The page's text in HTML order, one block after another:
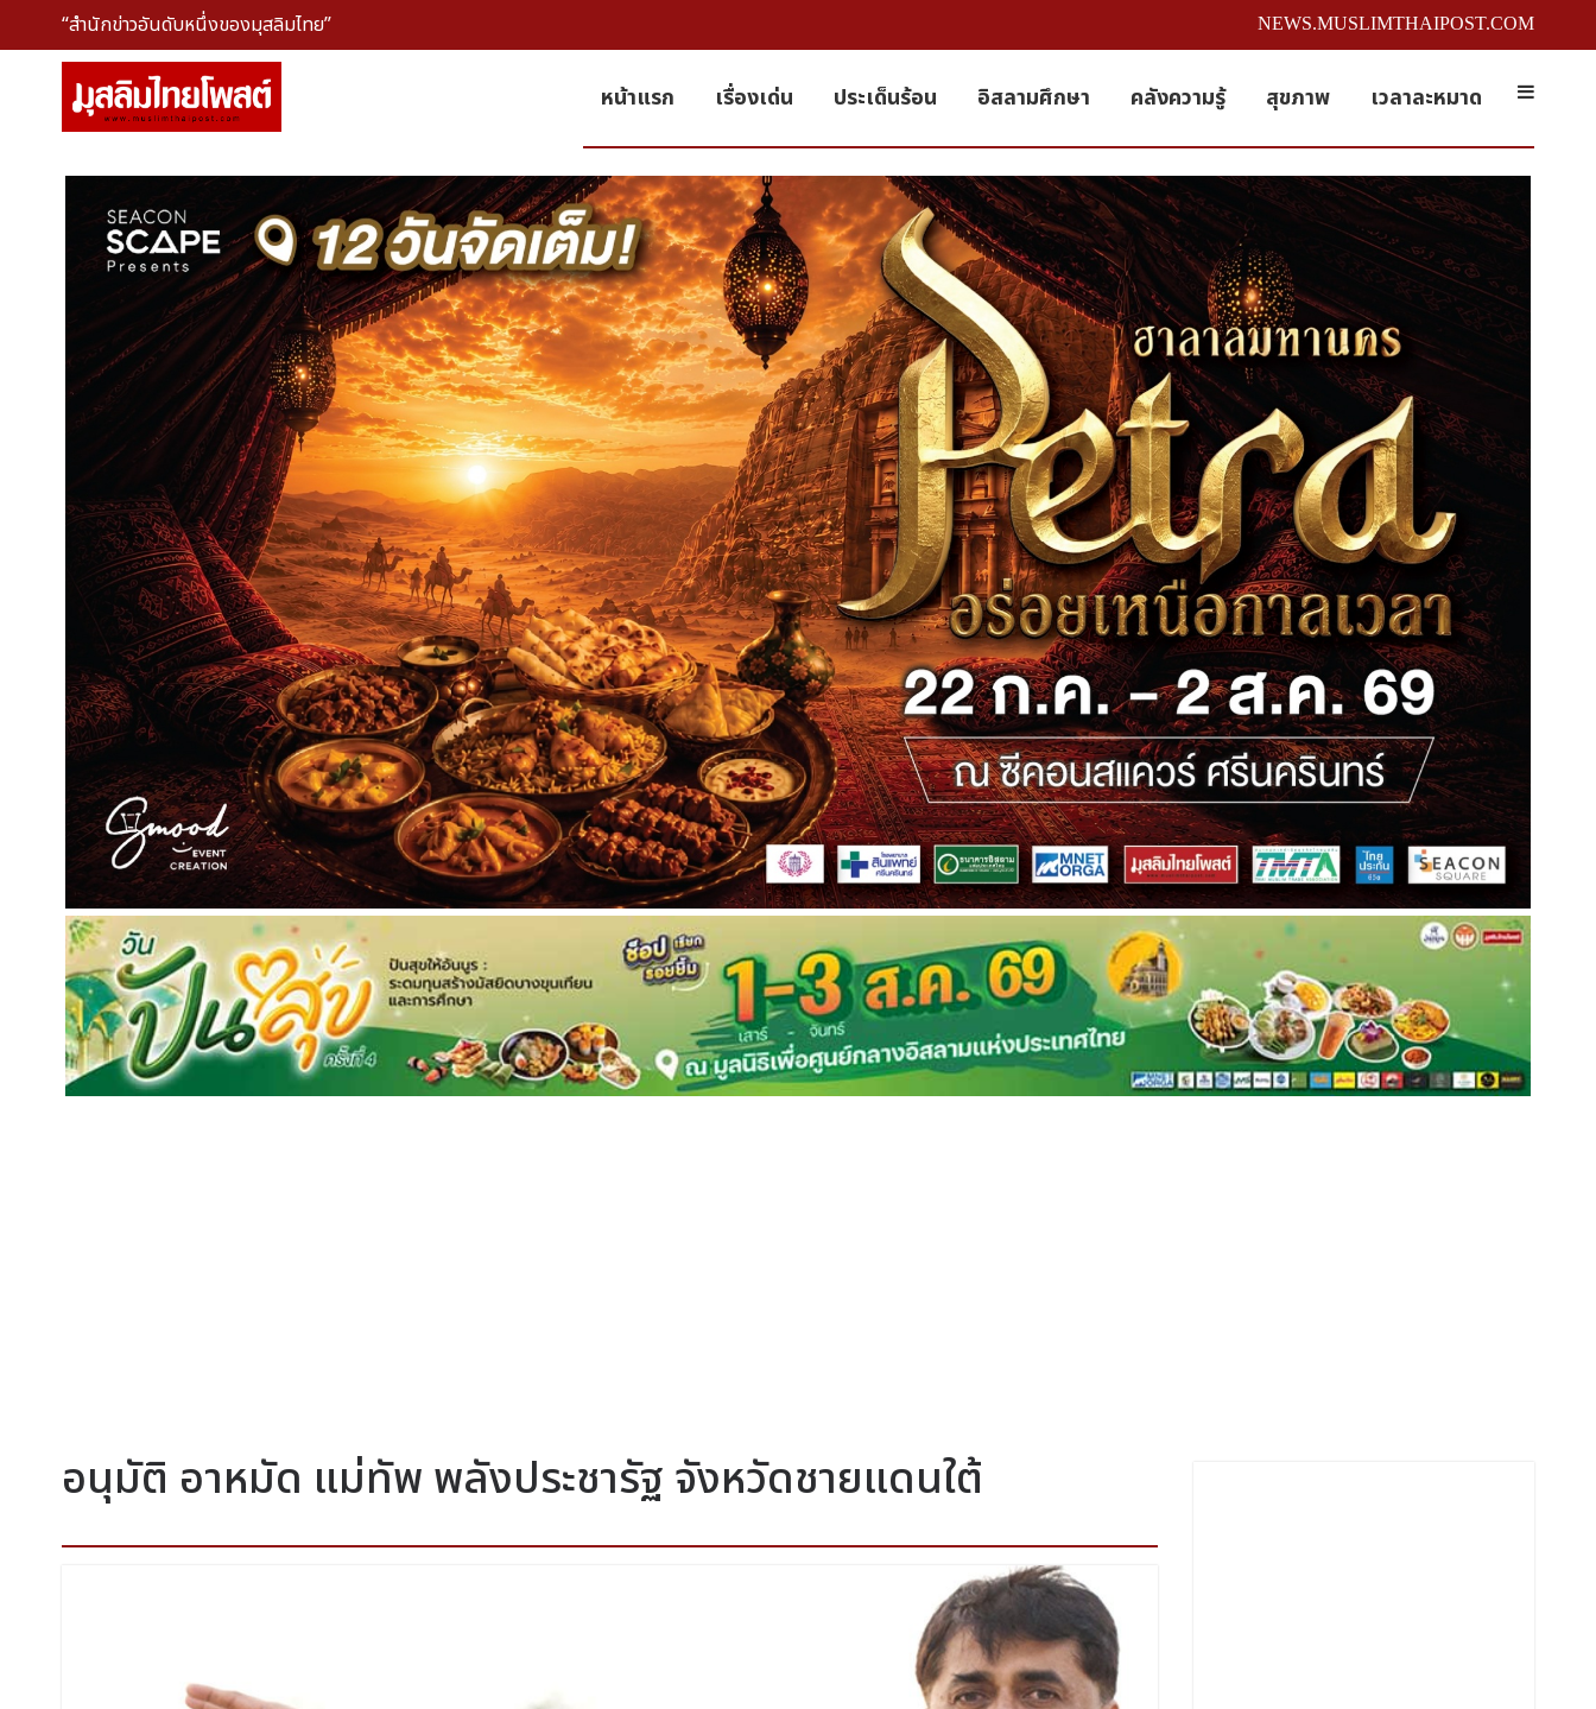
“สำนักข่าวอันดับหนึ่งของมุสลิมไทย” NEWS.MUSLIMTHAIPOST.COM
หน้าแรก เรื่องเด่น ประเด็นร้อน อิสลามศึกษา คลังความรู้ สุขภาพ เวลาละหมาด
อนุมัติ อาหมัด แม่ทัพ พลังประชารัฐ จังหวัดชายแดนใต้